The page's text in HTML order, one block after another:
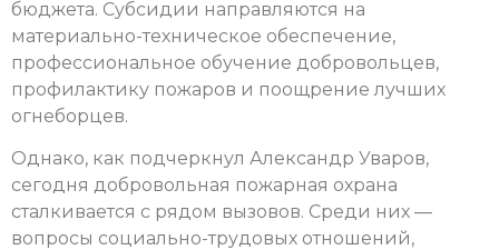
бюджета. Субсидии направляются на
материально-техническое обеспечение,
профессиональное обучение добровольцев,
профилактику пожаров и поощрение лучших
огнеборцев.
Однако, как подчеркнул Александр Уваров,
сегодня добровольная пожарная охрана
сталкивается с рядом вызовов. Среди них —
вопросы социально-трудовых отношений,